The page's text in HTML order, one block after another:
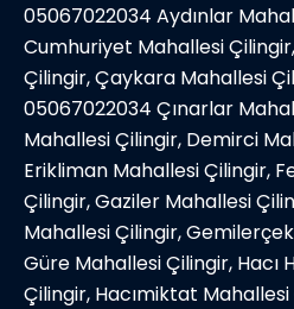
05067022034 Aydınlar
Cumhuriyet Mahallesi
Çilingir, Çaykara Mahallesi
05067022034 Çınarlar
Mahallesi Çilingir, Demirci
Erikliman Mahallesi Çilingir,
Çilingir, Gaziler Mahallesi
Mahallesi Çilingir,
Güre Mahallesi Çilingir, Hacı
Çilingir, Hacımiktat Mahallesi